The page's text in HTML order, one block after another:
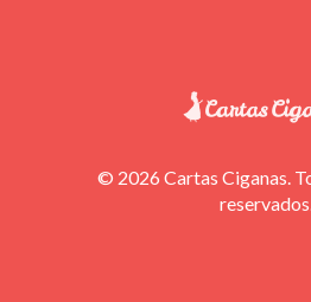
© 2026 Cartas Ciganas.